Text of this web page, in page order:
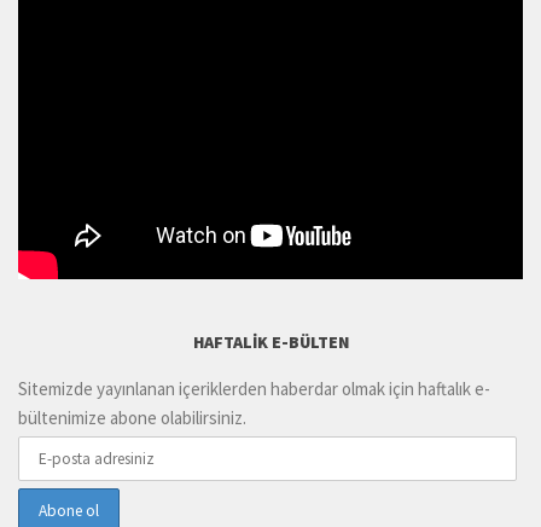
HAFTALIK E-BÜLTEN
Sitemizde yayınlanan içeriklerden haberdar olmak için haftalık e-
bültenimize abone olabilirsiniz.